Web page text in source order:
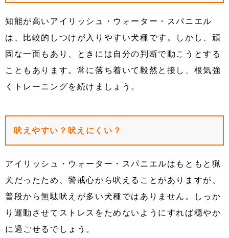
知能が高いアイリッシュ・ウォーター・スパニエル
は、比較的しつけが入りやすい犬種です。しかし、頑
固な一面もあり、ときには自分の判断で動こうとする
こともあります。常に落ち着いて毅然と接し、根気強
くトレーニングを続けましょう。
吠えやすい？吠えにくい？
アイリッシュ・ウォーター・スパニエルはもともと猟
犬だったため、警戒心から吠えることがありますが、
普段から無駄吠えが多い犬種ではありません。しっか
り運動させてストレスをためないようにすれば穏やか
に過ごせるでしょう。